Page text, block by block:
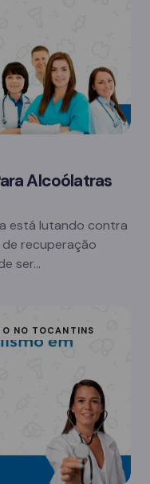
Alcoólatras
está lutando contra
recuperação
ser…
NO TOCANTINS